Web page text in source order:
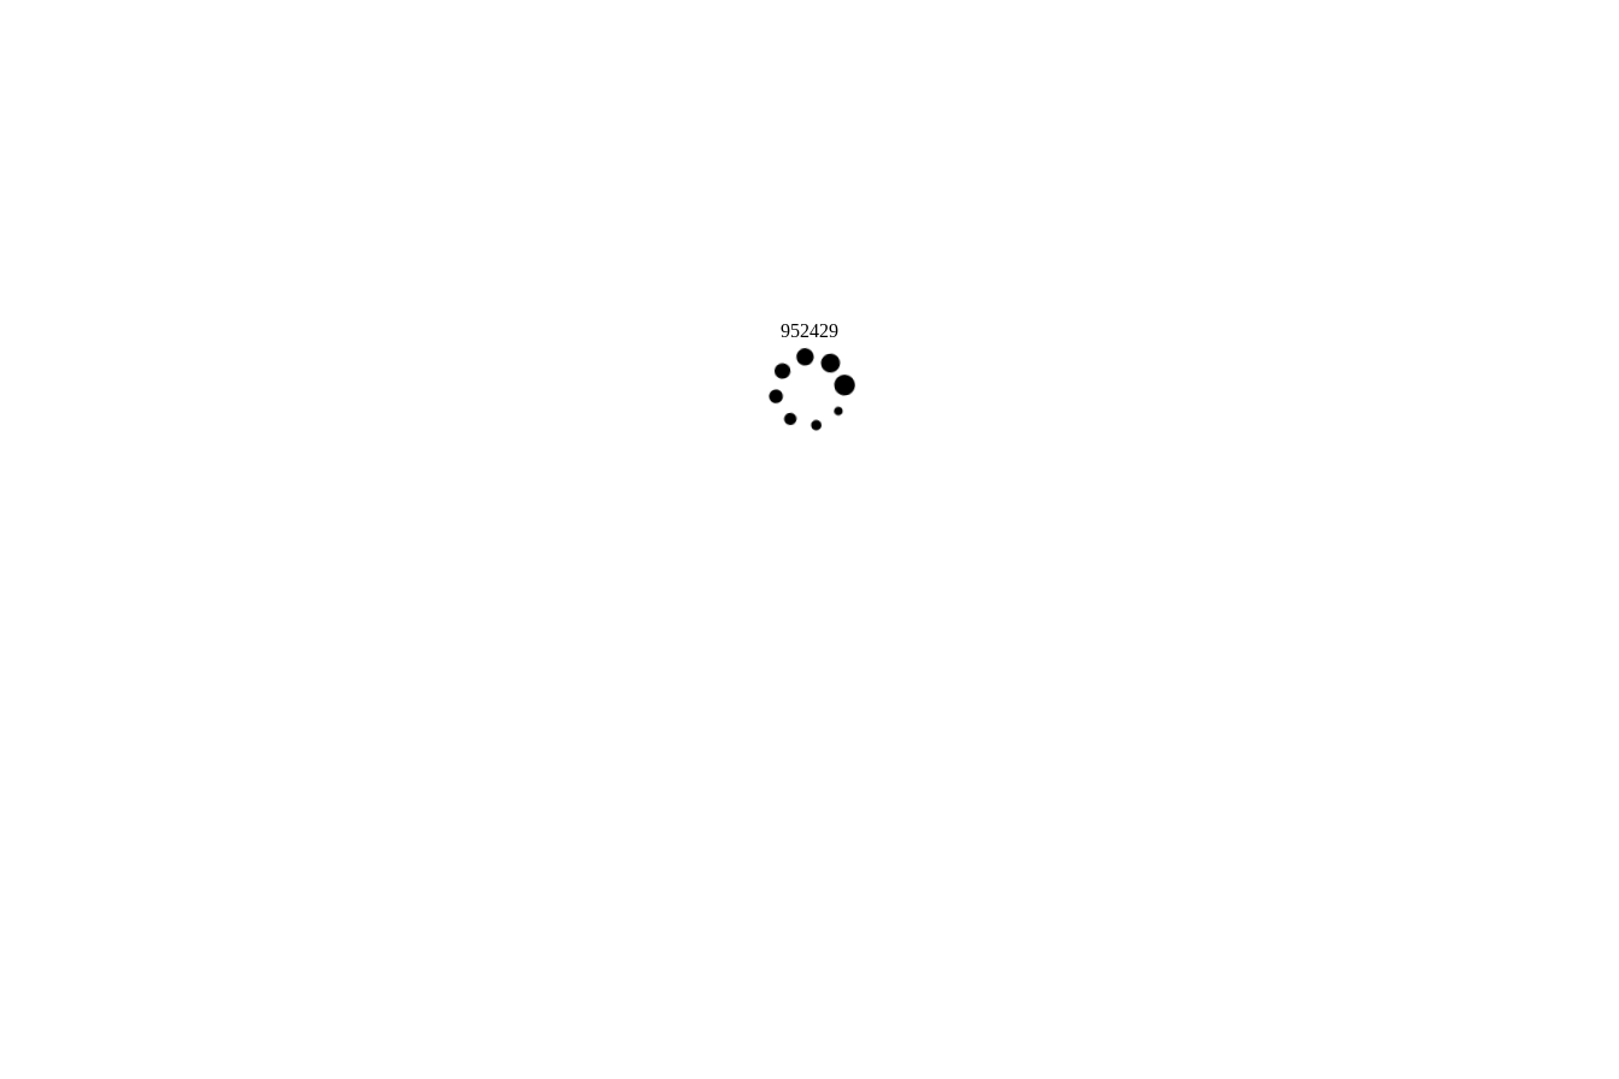
952429